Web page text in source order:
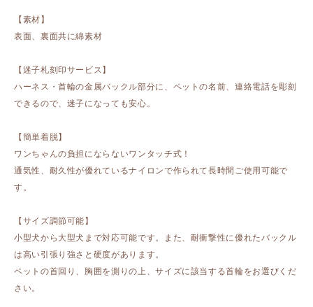
【素材】
表面、裏面共に綿素材
【迷子札刻印サービス】
ハーネス・首輪の金属バックル部分に、ペットの名前、連絡電話を彫刻
できるので、迷子になっても安心。
【簡単着脱】
ワンちゃんの負担にならないワンタッチ式！
通気性、耐久性が優れているナイロンで作られて長時間ご使用可能で
す。
【サイズ調節可能】
小型犬から大型犬まで対応可能です。また、耐衝撃性に優れたバックル
は高い引張り強さと硬度があります。
ペットの首回り、胸囲を測りの上、サイズに該当する首輪をお選びくだ
さい。